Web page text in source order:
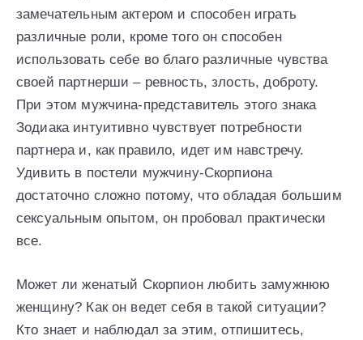
замечательным актером и способен играть
различные роли, кроме того он способен
использовать себе во благо различные чувства
своей партнерши – ревность, злость, доброту.
При этом мужчина-представитель этого знака
Зодиака интуитивно чувствует потребности
партнера и, как правило, идет им навстречу.
Удивить в постели мужчину-Скорпиона
достаточно сложно потому, что обладая большим
сексуальным опытом, он пробовал практически
все.
Может ли женатый Скорпион любить замужнюю
женщину? Как он ведет себя в такой ситуации?
Кто знает и наблюдал за этим, отпишитесь,